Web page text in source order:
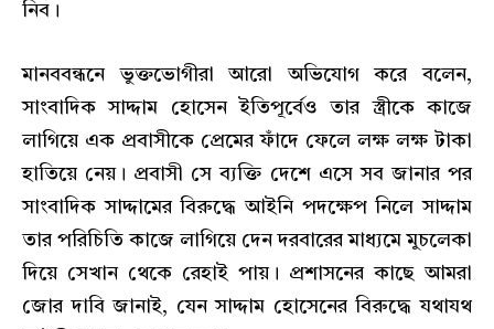
নিব।
মানববন্ধনে ভুক্তভোগীরা আরো অভিযোগ করে বলেন,
সাংবাদিক সাদ্দাম হোসেন ইতিপূর্বেও তার স্ত্রীকে কাজে
লাগিয়ে এক প্রবাসীকে প্রেমের ফাঁদে ফেলে লক্ষ লক্ষ টাকা
হাতিয়ে নেয়। প্রবাসী সে ব্যক্তি দেশে এসে সব জানার পর
সাংবাদিক সাদ্দামের বিরুদ্ধে আইনি পদক্ষেপ নিলে সাদ্দাম
তার পরিচিতি কাজে লাগিয়ে দেন দরবারের মাধ্যমে মুচলেকা
দিয়ে সেখান থেকে রেহাই পায়। প্রশাসনের কাছে আমরা
জোর দাবি জানাই, যেন সাদ্দাম হোসেনের বিরুদ্ধে যথাযথ